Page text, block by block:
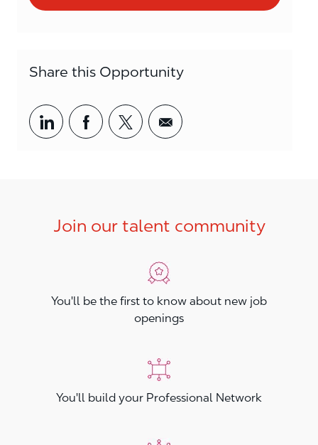
Share this Opportunity
Share via LinkedIn
Share via Facebook
Share via twitter
Share via email
Join our talent community
You'll be the first to know about new job
openings
You'll build your Professional Network